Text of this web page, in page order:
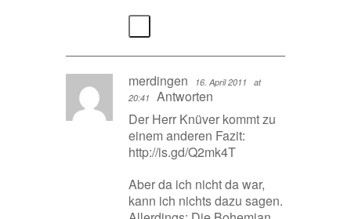
merdingen 16. April 2011
at
20:41
Antworten
Der Herr Knüver kommt zu
einem anderen Fazit:
http://is.gd/Q2mk4T
Aber da ich nicht da war,
kann ich nichts dazu sagen.